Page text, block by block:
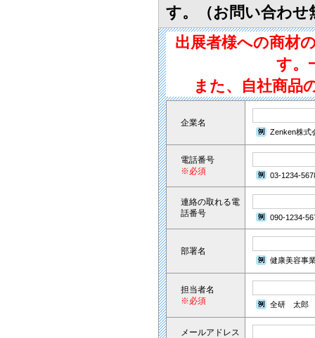
す。（お問い合わせ
出展者様への商材
す。
また、自社商品
企業名
Zenken株式
電話番号
※必須
03-1234-
連絡の取れる電
話番号
090-1234-
部署名
健康美容事
担当者名
※必須
全研 太郎
メールアドレス